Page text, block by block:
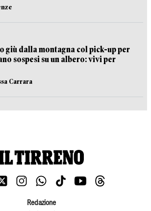
giù dalla montagna col pick-up per
sospesi su un albero: vivi per
Carrara
Redazione